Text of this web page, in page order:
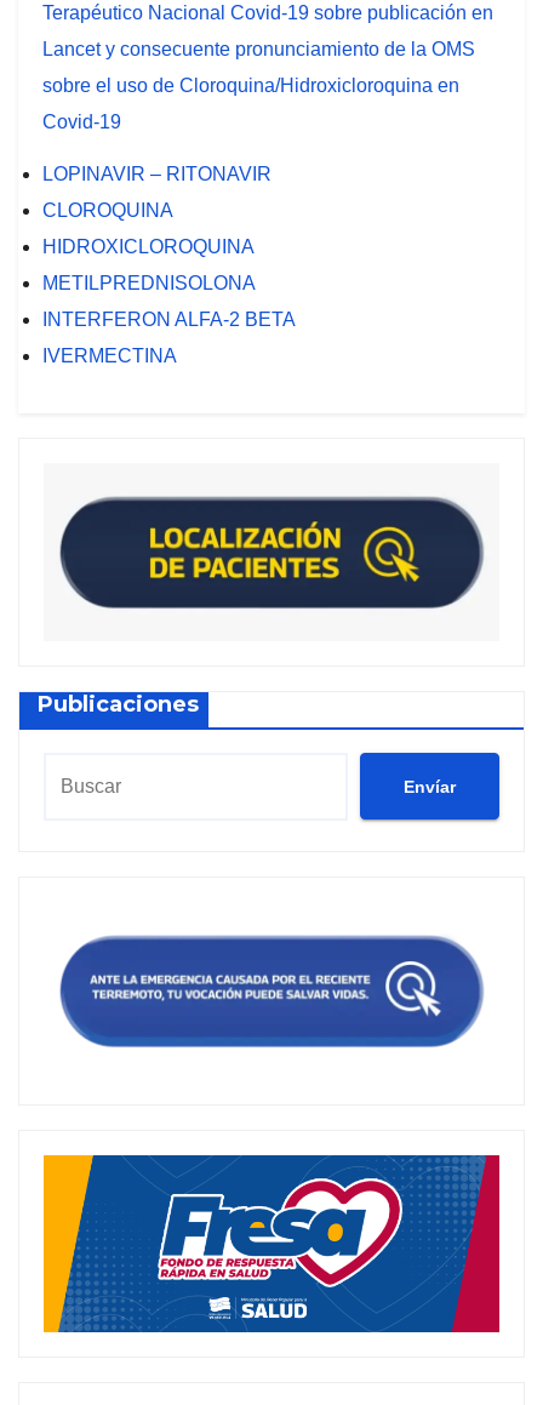
Terapéutico Nacional Covid-19 sobre publicación en
Lancet y consecuente pronunciamiento de la OMS
sobre el uso de Cloroquina/Hidroxicloroquina en
Covid-19
LOPINAVIR – RITONAVIR
CLOROQUINA
HIDROXICLOROQUINA
METILPREDNISOLONA
INTERFERON ALFA-2 BETA
IVERMECTINA
Publicaciones
Envíar